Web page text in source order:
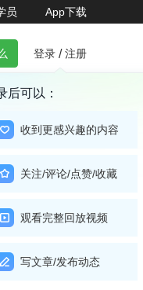
员 App下载
登录 / 注册
后可以：
收到更感兴趣的内容
关注/评论/点赞/收藏
观看完整回放视频
写文章/发布动态